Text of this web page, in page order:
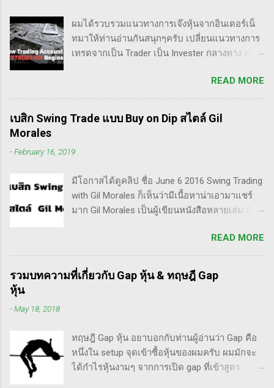
ผมได้รวบรวมแนวทางการเจ๊งหุ้นจากอินเตอร์เน็
ทมาให้ท่านอ่านกันสนุกๆครับ เปลี่ยนแนวทางการ
เทรดจากเป็น Trader เป็น Invester กลางทาง คลิป
เป็น Trader แล้วต่อมาก็เปลี่ยนใจอยากเป็น
Invester ไปซะงั้น เผื่อใครไม่เข้าใจ Trader คือ
ลักษณะการเทรดที่ ไม่ถือยาว ซื้อแล้วขายในระยะ
เวลาหนึ่ง ที่สำคัญความเป็นเทรดเดอร์คือ การ
ราคาร่วงถึง 10% ก็ต้องตัดขาดทุนตามระบบแล้ว
เขามองระยะยาว ไม่สนใจต่อความผันผวนของ
ราคาในระยะสั้น อย่างวอเรน บัฟเฟต์ บอกว่า "คุณ
ไม่ควรอยู่ในตลาดหุ้น นอกเสียจากจะสามารถนั่ง
ตระหนก" ดังนั้น invester นั้น จะไม่ตระหนกเมื่อ
ราคาหุ้นร่วงทำให้เขาต้องขาดทุนไปแค่ 10% เอง
แต่ trader ทนไม่ได้แล้ว ต้องทำอะไรสักอย่าง
แรกซื้อหุ้น เพราะต้องการเล่นแบบเทรดเดิ้ง คือ
ซื้อมาขายไปในกรอบเวลาหนึ...
READ MORE
เบสิก Swing Trade แบบ Buy on Dip สไตล์ Gil
Morales
-February 16, 2019
มีโอกาสได้ดูคลิป ชื่อ June 6 2016 Swing Trading
with Gil Morales ก็เห็นว่ามีเนื้อหาน่าเอามาแชร์
มาก Gil Morales เป็นผู้เขียนหนังสือหลายเล่ม ที่ดัๆ
นานก็คือชื่อ "Trade Like an O'Neil Disciple: How
We Made Over 18,000% in the Stock Market" ที่
เขียนร่วมกับ Dr.Chris Kacher อีกเล่มก็คือ In The
Trading Cockpit with the O'Neil Disciples:
Money Selling Stocks Short อีกด้วย ผมเองก็เคย
แปลงานของแกแบบมั่วๆ หลายเรื่องด้วยกันนะ
อาทิ - Voodoo - ทรงหุ้นซิ่ง ราคาย่อ วอลุ่มหาย -
READ MORE
รวมบทความที่เกี่ยวกับ Gap หุ้น & ทฤษฎี Gap
หุ้น
-May 18, 2018
ทฤษฎี Gap หุ้น อยาบอกกับท่านผู้อ่านว่า Gap คือ
หนึ่งใน setup จุดเข้าซื้อหุ้นของผมครับ ผมมักจะ
ได้กำไรหุ้นงามๆ จากการเปิด gap ที่เข้าสูตร